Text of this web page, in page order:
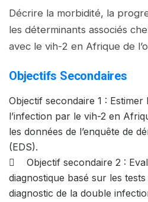
Décrire la morbidité, la
les déterminants associés
avec le vih-2 en Afrique de
Objectifs Secondaires
Objectif secondaire 1 :
l’infection par le vih-2 en
les données de l’enquête de
(EDS).
 Objectif secondaire 2 :
diagnostique basé sur les
diagnostic de la double